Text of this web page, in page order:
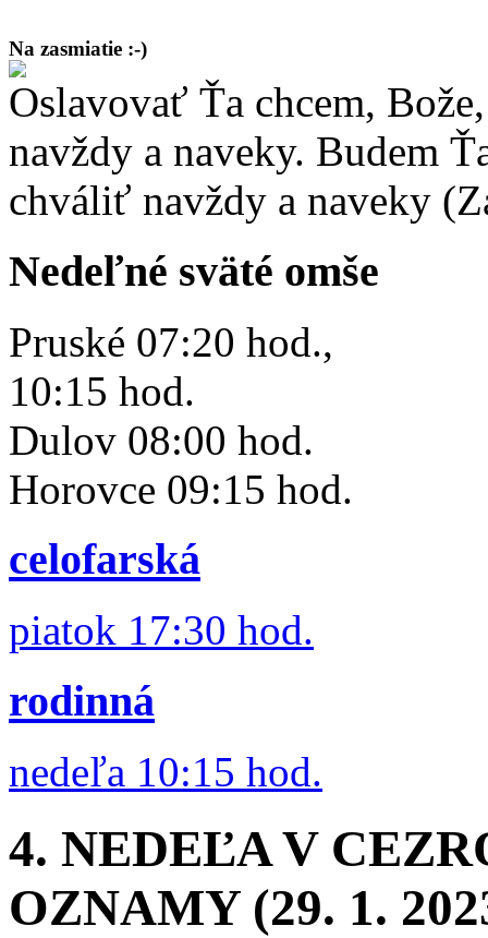
Na zasmiatie :-)
Malý chlapec sa modlí:
Pane Bože, ďakujem za otecka, za mamičku a prosím aj za Teba,
Oslavovať Ťa chcem,
navždy a naveky. Budem
chváliť navždy a naveky
Nedeľné sväté omše
Pruské 07:20 hod.,
10:15 hod.
Dulov 08:00 hod.
Horovce 09:15 hod.
celofarská
piatok 17:30 hod.
rodinná
nedeľa 10:15 hod.
4. NEDEĽA V
OZNAMY (29. 1.